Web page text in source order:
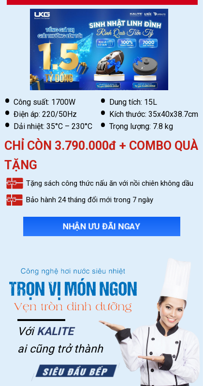
Công suất: 1700W
Điện áp: 220/50Hz
Dải nhiệt: 35°C – 230°C
Dung tích: 15L
Kích thước: 35x40x38.7cm
Trọng lượng: 7.8 kg
CHỈ CÒN 3.790.000đ + COMBO QUÀ
TẶNG
Tặng sách công thức nấu ăn với nồi chiên không dầu
Bảo hành 24 tháng đổi mới trong 7 ngày
NHẬN ƯU ĐÃI NGAY
VớiKALITE
ai cũng trở thành